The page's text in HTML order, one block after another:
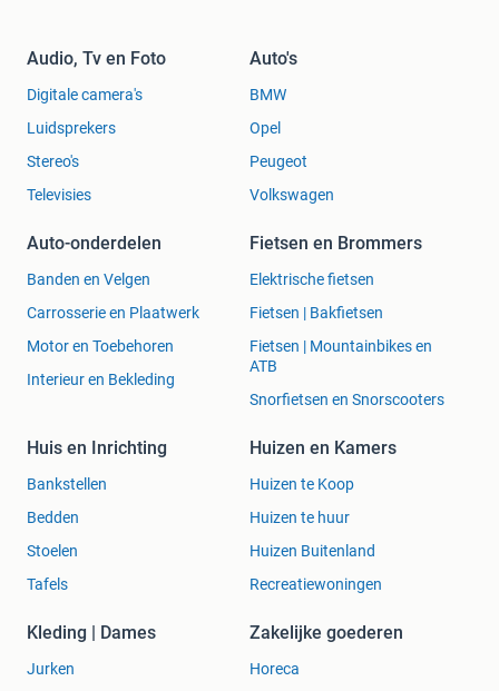
Audio, Tv en Foto
Digitale camera's
Luidsprekers
Stereo's
Televisies
Auto's
BMW
Opel
Peugeot
Volkswagen
Auto-onderdelen
Banden en Velgen
Carrosserie en Plaatwerk
Motor en Toebehoren
Interieur en Bekleding
Fietsen en Brommers
Elektrische fietsen
Fietsen | Bakfietsen
Fietsen | Mountainbikes en
ATB
Snorfietsen en Snorscooters
Huis en Inrichting
Bankstellen
Bedden
Stoelen
Tafels
Huizen en Kamers
Huizen te Koop
Huizen te huur
Huizen Buitenland
Recreatiewoningen
Kleding | Dames
Jurken
Zakelijke goederen
Horeca